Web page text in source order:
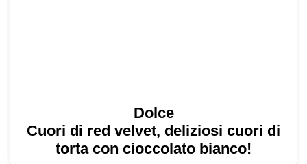
Dolce
Cuori di red velvet, deliziosi cuori di
torta con cioccolato bianco!